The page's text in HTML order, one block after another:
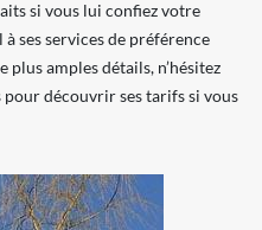
si vous lui confiez votre
ses services de préférence
amples détails, n’hésitez
pour découvrir ses tarifs si vous